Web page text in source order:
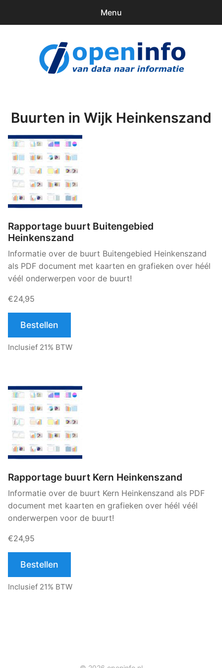
Menu
Downloads
Buurten in Wijk Heinkenszand
Rapportage buurt Buitengebied
Heinkenszand
Informatie over de buurt Buitengebied Heinkenszand
als PDF document met kaarten en grafieken over héél
véél onderwerpen voor de buurt!
€24,95
Bestellen
Inclusief 21% BTW
Rapportage buurt Kern Heinkenszand
Informatie over de buurt Kern Heinkenszand als PDF
document met kaarten en grafieken over héél véél
onderwerpen voor de buurt!
€24,95
Bestellen
Inclusief 21% BTW